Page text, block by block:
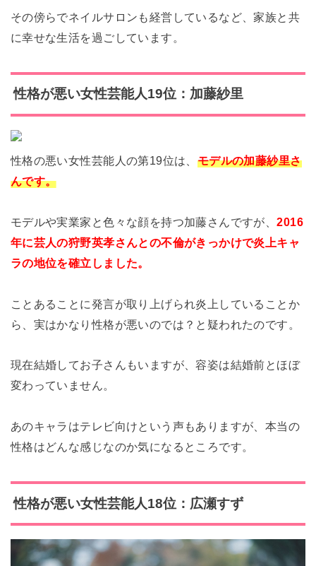
その傍らでネイルサロンも経営しているなど、家族と共
に幸せな生活を過ごしています。
性格が悪い女性芸能人19位：加藤紗里
性格の悪い女性芸能人の第19位は、 モデルの加藤紗里さ
んです。
モデルや実業家と色々な顔を持つ加藤さんですが、2016
年に芸人の狩野英孝さんとの不倫がきっかけで炎上キャ
ラの地位を確立しました。
ことあることに発言が取り上げられ炎上していることか
ら、実はかなり性格が悪いのでは？と疑われたのです。
現在結婚してお子さんもいますが、容姿は結婚前とほぼ
変わっていません。
あのキャラはテレビ向けという声もありますが、本当の
性格はどんな感じなのか気になるところです。
性格が悪い女性芸能人18位：広瀬すず